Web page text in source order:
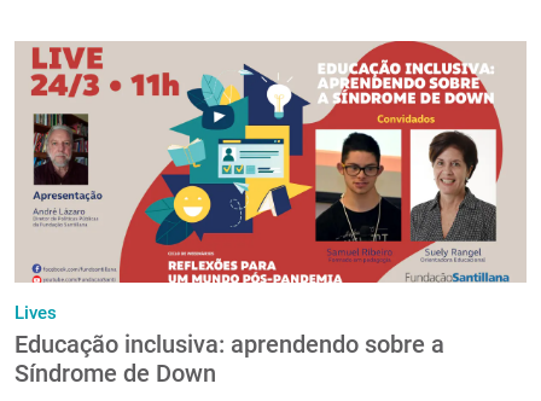
Lives
Educação inclusiva: aprendendo sobre a
Síndrome de Down